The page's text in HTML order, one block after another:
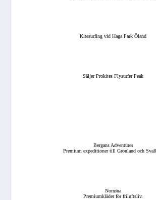
Kitesurfing vid Haga Park Öland
Säljer Prokites Flysurfer Peak
Bergans Adventures
Premium expeditioner till Grönland och
Norrøna
Premiumkläder för friluftsliv.